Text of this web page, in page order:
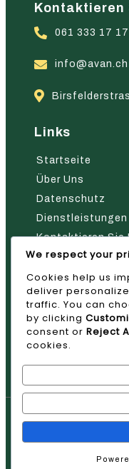
Kontaktieren
061 333 17 17
info@avan.ch
Links
Startseite
Über Uns
Datenschutz
Dienstleistungen
Kontaktieren Sie
Nehmen Sie
We respect your
Cookies help us
deliver
traffic. You can
by clicking
consent or Reject
cookies.